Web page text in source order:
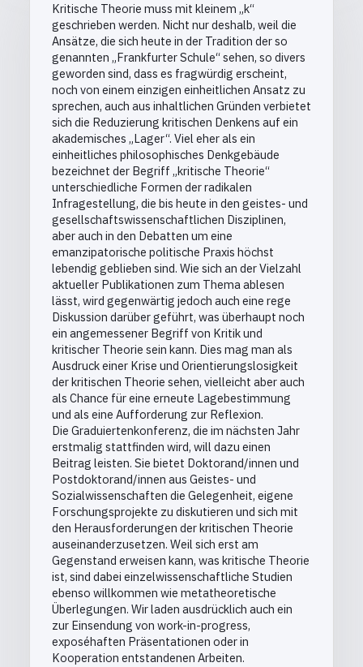
Kritische Theorie muss mit kleinem „k“
geschrieben werden. Nicht nur deshalb, weil die
Ansätze, die sich heute in der Tradition der so
genannten „Frankfurter Schule“ sehen, so divers
geworden sind, dass es fragwürdig erscheint,
noch von einem einzigen einheitlichen Ansatz zu
sprechen, auch aus inhaltlichen Gründen verbietet
sich die Reduzierung kritischen Denkens auf ein
akademisches „Lager“. Viel eher als ein
einheitliches philosophisches Denkgebäude
bezeichnet der Begriff „kritische Theorie“
unterschiedliche Formen der radikalen
Infragestellung, die bis heute in den geistes- und
gesellschaftswissenschaftlichen Disziplinen,
aber auch in den Debatten um eine
emanzipatorische politische Praxis höchst
lebendig geblieben sind. Wie sich an der Vielzahl
aktueller Publikationen zum Thema ablesen
lässt, wird gegenwärtig jedoch auch eine rege
Diskussion darüber geführt, was überhaupt noch
ein angemessener Begriff von Kritik und
kritischer Theorie sein kann. Dies mag man als
Ausdruck einer Krise und Orientierungslosigkeit
der kritischen Theorie sehen, vielleicht aber auch
als Chance für eine erneute Lagebestimmung
und als eine Aufforderung zur Reflexion.
Die Graduiertenkonferenz, die im nächsten Jahr
erstmalig stattfinden wird, will dazu einen
Beitrag leisten. Sie bietet Doktorand/innen und
Postdoktorand/innen aus Geistes- und
Sozialwissenschaften die Gelegenheit, eigene
Forschungsprojekte zu diskutieren und sich mit
den Herausforderungen der kritischen Theorie
auseinanderzusetzen. Weil sich erst am
Gegenstand erweisen kann, was kritische Theorie
ist, sind dabei einzelwissenschaftliche Studien
ebenso willkommen wie metatheoretische
Überlegungen. Wir laden ausdrücklich auch ein
zur Einsendung von work-in-progress,
exposéhaften Präsentationen oder in
Kooperation entstandenen Arbeiten.